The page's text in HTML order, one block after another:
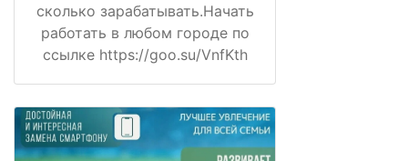
сколько зарабатывать.Начать
работать в любом городе по
ссылке https://goo.su/VnfKth